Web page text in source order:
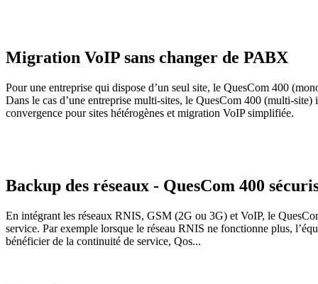
Migration VoIP sans changer de PABX
Pour une entreprise qui dispose d’un seul site, le QuesCom 400
Dans le cas d’une entreprise multi-sites, le QuesCom 400 (multi-
convergence pour sites hétérogènes et migration VoIP simplifiée.
Backup des réseaux - QuesCom 400
En intégrant les réseaux RNIS, GSM (2G ou 3G) et VoIP, le
service. Par exemple lorsque le réseau RNIS ne fonctionne plus,
bénéficier de la continuité de service, Qos...